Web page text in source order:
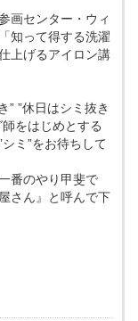
画センター・ウィ
知って得する洗濯
上げるアイロン講
” ”休日はシミ抜き
をはじめとする
ミ”をお待ちして
番のやり甲斐で
さん』と呼んで下